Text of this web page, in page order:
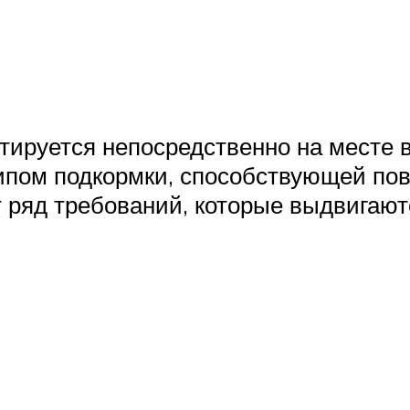
непосредственно на месте
подкормки, способствующей
ряд требований, которые